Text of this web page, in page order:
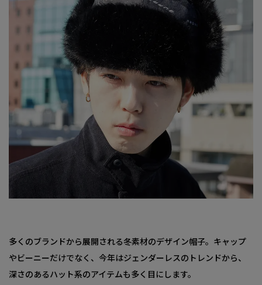
多くのブランドから展開される冬素材のデザイン帽子。キャップ
やビーニーだけでなく、今年はジェンダーレスのトレンドから、
深さのあるハット系のアイテムも多く目にします。